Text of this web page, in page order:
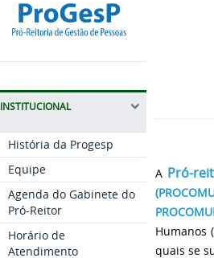
INSTITUCIONAL
História da Progesp
Equipe
Agenda do Gabinete do
Pró-Reitor
Horário de
Atendimento
A Pró-
Humanos
quais se